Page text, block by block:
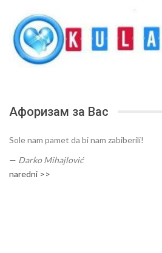
Афоризам за Вас
Sole nam pamet da bi nam zabiberili!
— Darko Mihajlović
naredni >>